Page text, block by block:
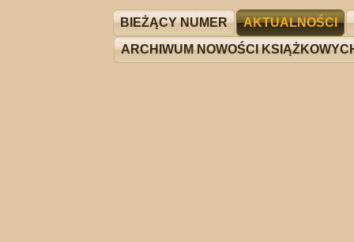
BIEŻĄCY NUMER AKTUALNOŚCI
ARCHIWUM NOWOŚCI